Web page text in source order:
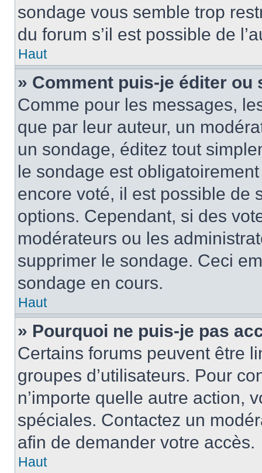
sondage vous semble trop
du forum s’il est possible de
Haut
» Comment puis-je éditer ou
Comme pour les messages,
que par leur auteur, un
un sondage, éditez tout
le sondage est
encore voté, il est possible de
options. Cependant, si des
modérateurs ou les
supprimer le sondage. Ceci
sondage en cours.
Haut
» Pourquoi ne puis-je pas
Certains forums peuvent être
groupes d’utilisateurs. Pour
n’importe quelle autre action,
spéciales. Contactez un
afin de demander votre accès.
Haut